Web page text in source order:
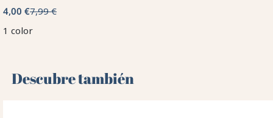
4,00 €7,99 €
1 color
Descubre también 🌻